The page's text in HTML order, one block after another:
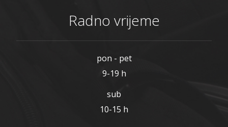
Radno vrijeme
pon - pet
9-19 h
sub
10-15 h